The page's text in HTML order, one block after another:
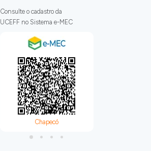
Consulte o cadastro da
UCEFF no Sistema e-MEC
Chapecó